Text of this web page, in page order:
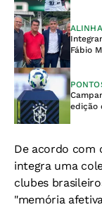
Fábio
edição
De acordo com
integra uma
clubes
"memória